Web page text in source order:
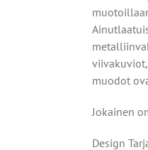
metalliin
muodot
Jokainen
Design